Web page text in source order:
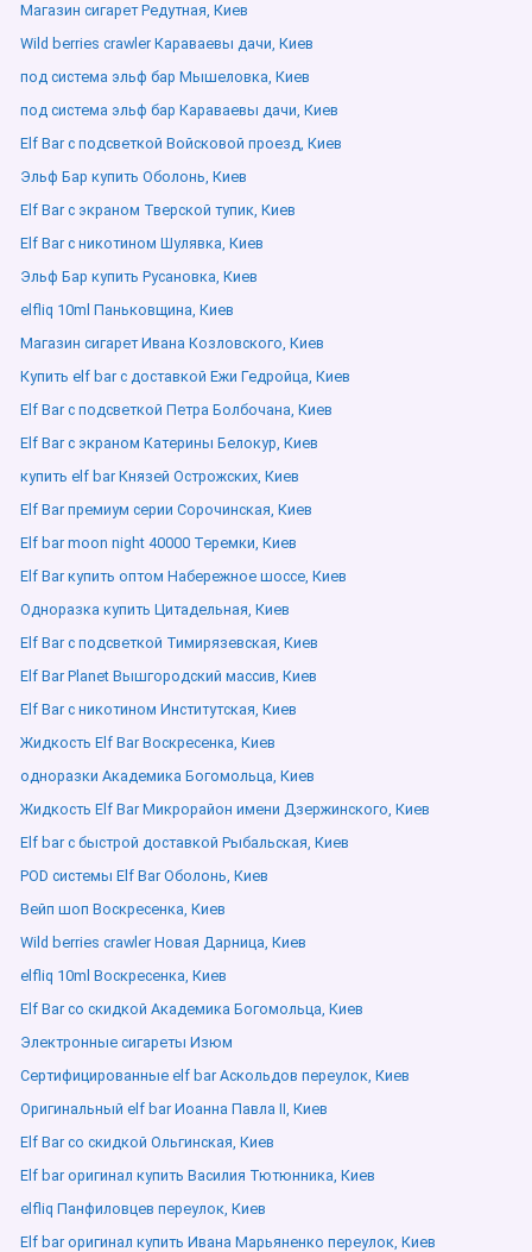
Магазин сигарет Редутная, Киев
Wild berries crawler Караваевы дачи, Киев
под система эльф бар Мышеловка, Киев
под система эльф бар Караваевы дачи, Киев
Elf Bar с подсветкой Войсковой проезд, Киев
Эльф Бар купить Оболонь, Киев
Elf Bar с экраном Тверской тупик, Киев
Elf Bar с никотином Шулявка, Киев
Эльф Бар купить Русановка, Киев
elfliq 10ml Паньковщина, Киев
Магазин сигарет Ивана Козловского, Киев
Купить elf bar с доставкой Ежи Гедройца, Киев
Elf Bar с подсветкой Петра Болбочана, Киев
Elf Bar с экраном Катерины Белокур, Киев
купить elf bar Князей Острожских, Киев
Elf Bar премиум серии Сорочинская, Киев
Elf bar moon night 40000 Теремки, Киев
Elf Bar купить оптом Набережное шоссе, Киев
Одноразка купить Цитадельная, Киев
Elf Bar с подсветкой Тимирязевская, Киев
Elf Bar Planet Вышгородский массив, Киев
Elf Bar с никотином Институтская, Киев
Жидкость Elf Bar Воскресенка, Киев
одноразки Академика Богомольца, Киев
Жидкость Elf Bar Микрорайон имени Дзержинского, Киев
Elf bar с быстрой доставкой Рыбальская, Киев
POD системы Elf Bar Оболонь, Киев
Вейп шоп Воскресенка, Киев
Wild berries crawler Новая Дарница, Киев
elfliq 10ml Воскресенка, Киев
Elf Bar со скидкой Академика Богомольца, Киев
Электронные сигареты Изюм
Сертифицированные elf bar Аскольдов переулок, Киев
Оригинальный elf bar Иоанна Павла ІІ, Киев
Elf Bar со скидкой Ольгинская, Киев
Elf bar оригинал купить Василия Тютюнника, Киев
elfliq Панфиловцев переулок, Киев
Elf bar оригинал купить Ивана Марьяненко переулок, Киев